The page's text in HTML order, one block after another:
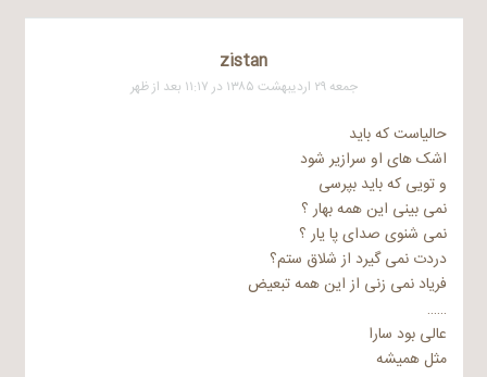
zistan
جمعه ۲۹ اردیبهشت ۱۳۸۵ در ۱۱:۱۷ بعد از ظهر
حالیاست که باید
اشک های او سرازیر شود
و تویی که باید بپرسی
نمی بینی این همه بهار ؟
نمی شنوی صدای پا یار ؟
دردت نمی گیرد از شلاق ستم؟
فریاد نمی زنی از این همه تبعیض
……
عالی بود سارا
مثل همیشه